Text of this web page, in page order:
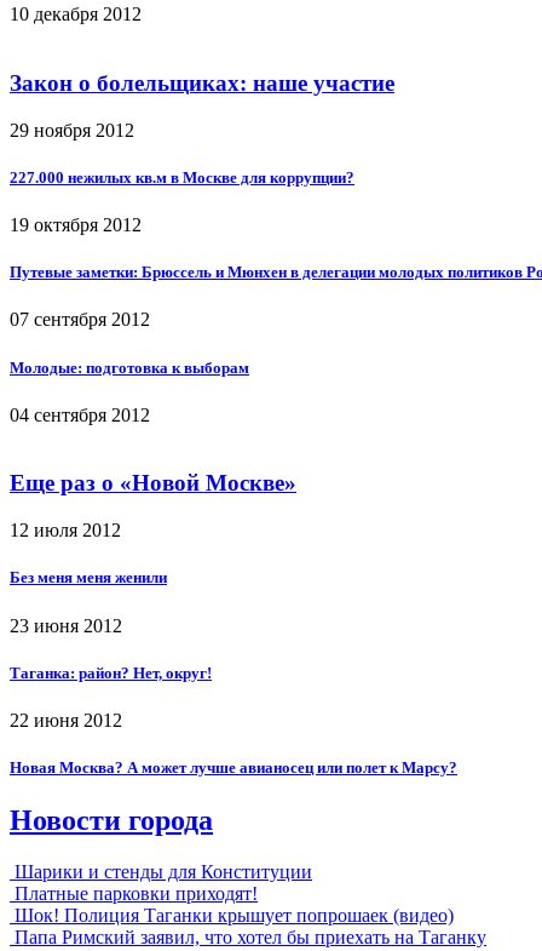
10 декабря 2012
Закон о болельщиках: наше участие
29 ноября 2012
227.000 нежилых кв.м в Москве для коррупции?
19 октября 2012
Путевые заметки: Брюссель и Мюнхен в делегации молодых политиков
07 сентября 2012
Молодые: подготовка к выборам
04 сентября 2012
Еще раз о «Новой Москве»
12 июля 2012
Без меня меня женили
23 июня 2012
Таганка: район? Нет, округ!
22 июня 2012
Новая Москва? А может лучше авианосец или полет к Марсу?
Новости города
Шарики и стенды для Конституции
Платные парковки приходят!
Шок! Полиция Таганки крышует попрошаек (видео)
Папа Римский заявил, что хотел бы приехать на Таганку